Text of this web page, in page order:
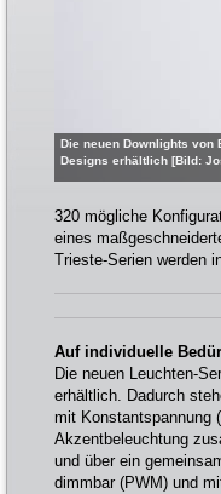
Die neuen Downlights von
Designs erhältlich [Bild:
320 mögliche
eines
Trieste-Serien werden
Auf individuelle
Die neuen Leuchten-
erhältlich. Dadurch
mit Konstantspannung
Akzentbeleuchtung
und über ein
dimmbar (PWM) und